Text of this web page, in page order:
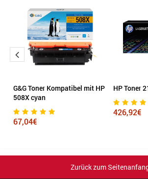
G&G Toner Kompatibel mit HP
508X cyan
67,04€
HP Toner
426,92€
Zurück zum